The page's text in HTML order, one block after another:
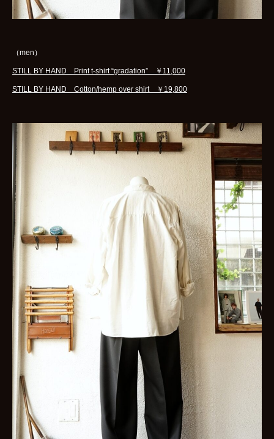
（men）
STILL BY HAND Print t-shirt “gradation” ￥11,000
STILL BY HAND Cotton/hemp over shirt ￥19,800